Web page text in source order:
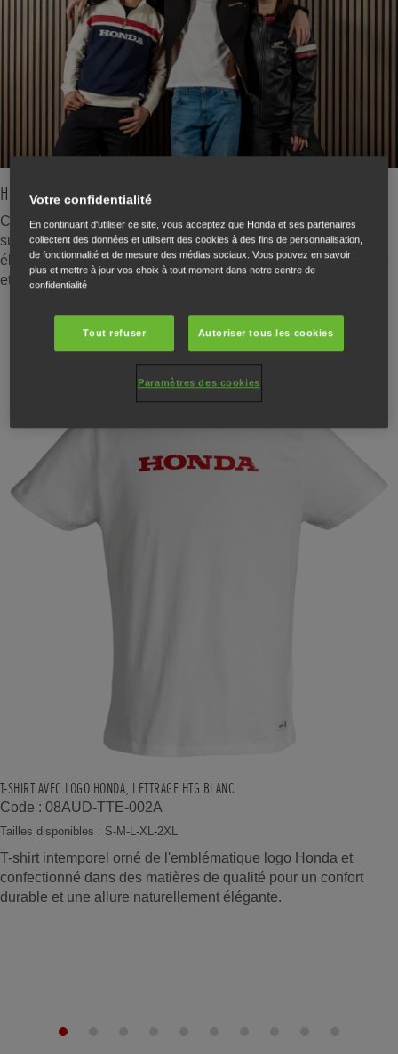
Héritage classique
Cette collection, qui conjugue design intemporel et qualité
supérieure, est pensée pour celles et ceux qui valorisent
élégance et précision. Elle incarne l’excellence, le savoir-faire
et le style Honda.
T-SHIRT AVEC LOGO HONDA, LETTRAGE HTG BLANC
Code : 08AUD-TTE-002A
Tailles disponibles : S-M-L-XL-2XL
T-shirt intemporel orné de l'emblématique logo Honda et
confectionné dans des matières de qualité pour un confort
durable et une allure naturellement élégante.
Votre confidentialité
En continuant d'utiliser ce site, vous acceptez que Honda et ses partenaires
collectent des données et utilisent des cookies à des fins de personnalisation,
de fonctionnalité et de mesure des médias sociaux. Vous pouvez en savoir
plus et mettre à jour vos choix à tout moment dans notre centre de
confidentialité
Tout refuser Autoriser tous les cookies
Paramètres des cookies